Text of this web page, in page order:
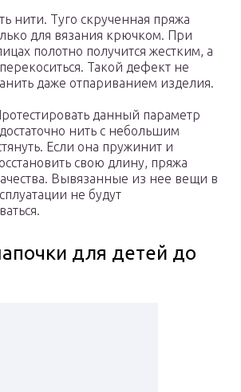
нити. Туго скрученная пряжа
для вязания крючком. При
полотно получится жестким, а
Такой дефект не
даже отпариванием изделия.
данный параметр
нить с небольшим
Если она пружинит и
свою длину, пряжа
Вывязанные из нее вещи в
не будут
для детей до